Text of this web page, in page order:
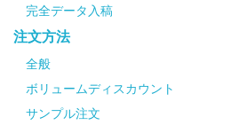
完全データ入稿
注文方法
全般
ボリュームディスカウント
サンプル注文